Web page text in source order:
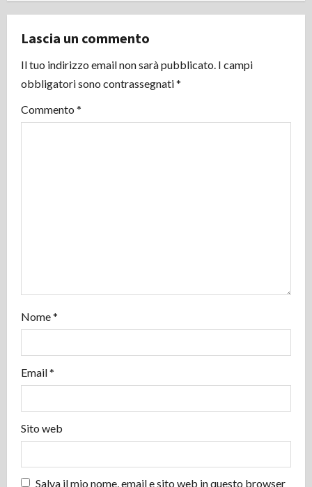
g
a
z
i
o
i
c
o
o
Lascia un commento
Il tuo indirizzo email non sarà pubblicato. I campi
obbligatori sono contrassegnati*
Commento *
Nome*
Email*
Sito web
Salva il mio nome, email e sito web in questo browser